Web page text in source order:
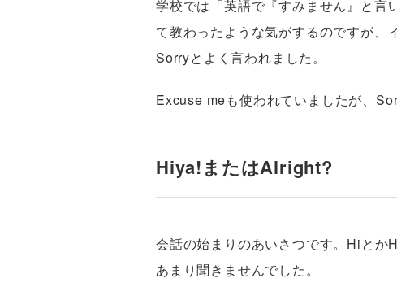
学校では「英語で『すみません』と
て教わったような気がするのですが、
Sorryとよく言われました。
Excuse meも使われていましたが、
Hiya!またはAlright?
会話の始まりのあいさつです。Hiと
あまり聞きませんでした。